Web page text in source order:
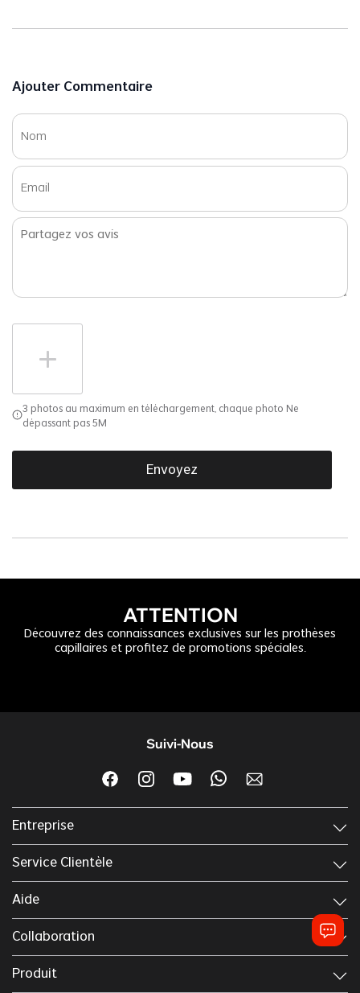
Ajouter Commentaire
3 photos au maximum en téléchargement, chaque photo Ne
dépassant pas 5M
Envoyez
ATTENTION
Découvrez des connaissances exclusives sur les prothèses
capillaires et profitez de promotions spéciales.
Entreprise
Service Clientèle
Aide
Collaboration
Produit
Suivi-Nous